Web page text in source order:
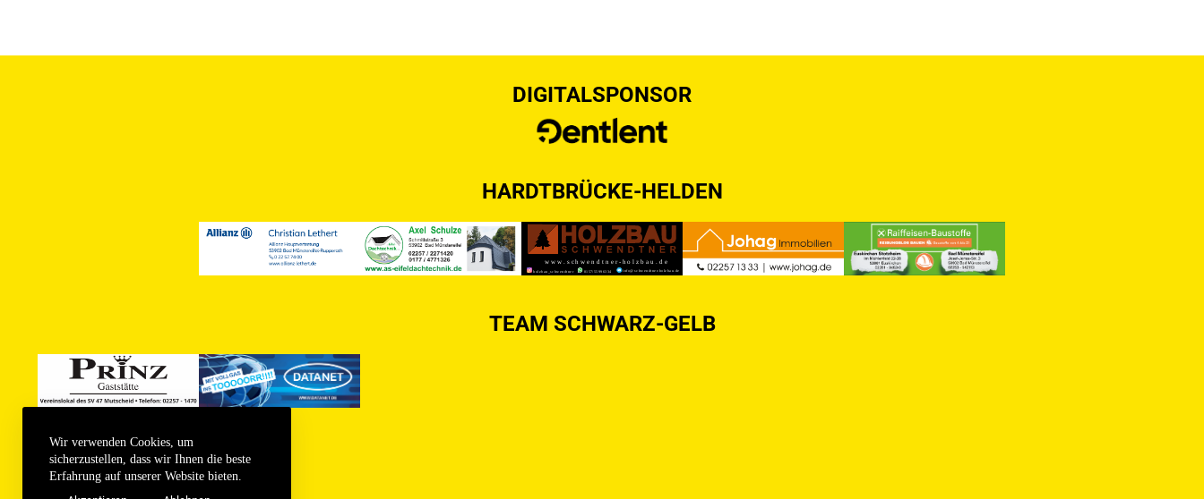
Wir verwenden Cookies, um
sicherzustellen, dass wir Ihnen die beste
Erfahrung auf unserer Website bieten.
DIGITALSPONSOR
HARDTBRÜCKE-HELDEN
TEAM SCHWARZ-GELB